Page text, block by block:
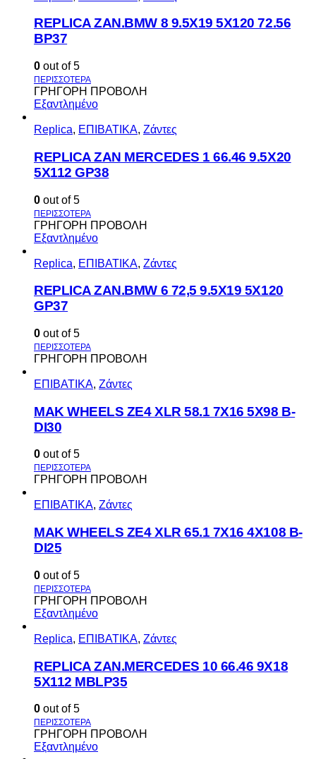
REPLICA ZAN.BMW 8 9.5X19 5X120 72.56
BP37
0 out of 5
ΓΡΗΓΟΡΗ ΠΡΟΒΟΛΗ
Εξαντλημένο
Replica, ΕΠΙΒΑΤΙΚΑ, Ζάντες
REPLICA ZAN MERCEDES 1 66.46 9.5X20
5X112 GP38
0 out of 5
ΓΡΗΓΟΡΗ ΠΡΟΒΟΛΗ
Εξαντλημένο
Replica, ΕΠΙΒΑΤΙΚΑ, Ζάντες
REPLICA ZAN.BMW 6 72,5 9.5X19 5X120
GP37
0 out of 5
ΓΡΗΓΟΡΗ ΠΡΟΒΟΛΗ
ΕΠΙΒΑΤΙΚΑ, Ζάντες
MAK WHEELS ΖΕ4 XLR 58.1 7Χ16 5Χ98 Β-
DI30
0 out of 5
ΓΡΗΓΟΡΗ ΠΡΟΒΟΛΗ
ΕΠΙΒΑΤΙΚΑ, Ζάντες
MAK WHEELS ΖΕ4 XLR 65.1 7Χ16 4Χ108 Β-
DI25
0 out of 5
ΓΡΗΓΟΡΗ ΠΡΟΒΟΛΗ
Εξαντλημένο
Replica, ΕΠΙΒΑΤΙΚΑ, Ζάντες
REPLICA ZAN.MERCEDES 10 66.46 9X18
5X112 MBLP35
0 out of 5
ΓΡΗΓΟΡΗ ΠΡΟΒΟΛΗ
Εξαντλημένο